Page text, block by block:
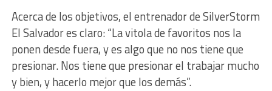
Acerca de los objetivos, el entrenador de SilverStorm
El Salvador es claro: “La vitola de favoritos nos la
ponen desde fuera, y es algo que no nos tiene que
presionar. Nos tiene que presionar el trabajar mucho
y bien, y hacerlo mejor que los demás”.